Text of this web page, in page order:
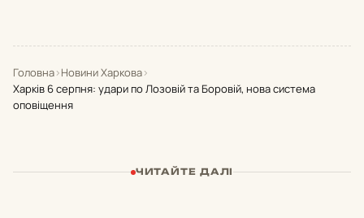
Головна›Новини Харкова›
Харків 6 серпня: удари по Лозовій та Боровій, нова система
оповіщення
ЧИТАЙТЕ ДАЛІ